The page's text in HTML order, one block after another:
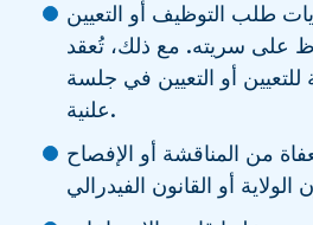
طلب التوظيف أو التعيين
على سريته. مع ذلك، تُعقد
للتعيين أو التعيين في جلسة
علنية.
من المناقشة أو الإفصاح